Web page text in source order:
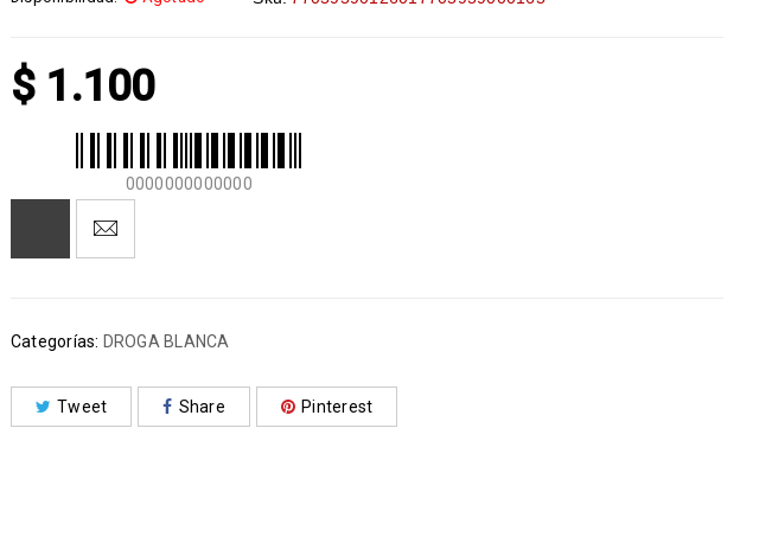
$ 1.100
0000000000000
Categorías: DROGA BLANCA
Tweet Share Pinterest